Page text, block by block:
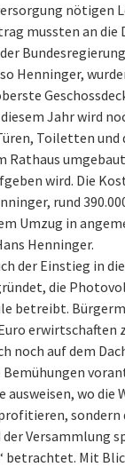
nötigen
mussten an
Henninger,
Jahr wird
Toiletten
Rathaus
wird. Die
rund
Umzug in
Henninger.
der Einstieg in
die
betreibt.
erwirtschaften
noch auf dem
ausweisen, wo
sondern
Versammlung
betrachtet. Mit